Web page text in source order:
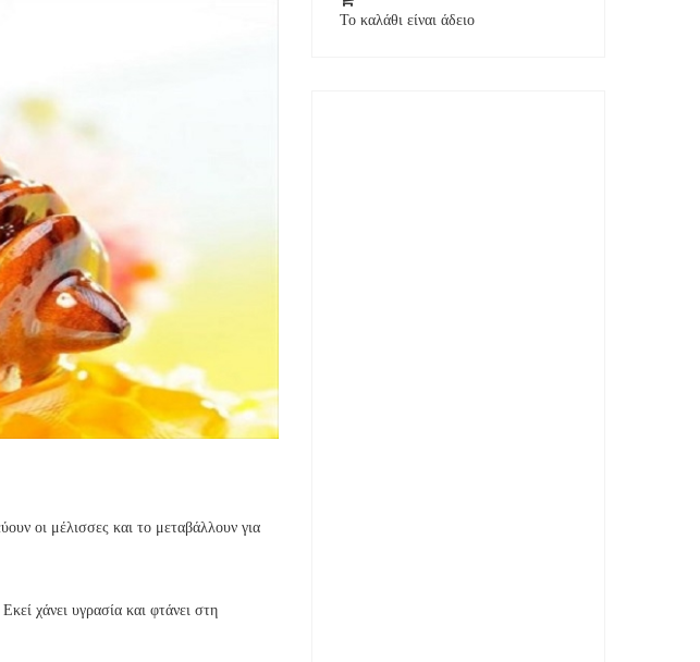
οι μέλισσες και το μεταβάλλουν για
χάνει υγρασία και φτάνει στη
Το καλάθι είναι άδειο